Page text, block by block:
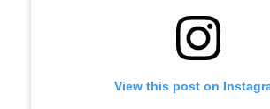
View this post on